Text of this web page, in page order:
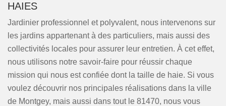
HAIES
Jardinier professionnel et polyvalent, nous intervenons sur
les jardins appartenant à des particuliers, mais aussi des
collectivités locales pour assurer leur entretien. À cet effet,
nous utilisons notre savoir-faire pour réussir chaque
mission qui nous est confiée dont la taille de haie. Si vous
voulez découvrir nos principales réalisations dans la ville
de Montgey, mais aussi dans tout le 81470, nous vous